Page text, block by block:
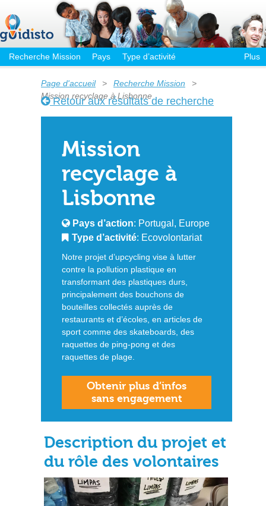
Recherche Mission Pays Type d’activité Plus
Page d'accueil > Recherche Mission
>
Mission recyclage à Lisbonne
Retour aux résultats de recherche
Mission
recyclage à
Lisbonne
Pays d’action: Portugal, Europe
Type d’activité: Ecovolontariat
Notre projet d’upcycling vise à lutter
contre la pollution plastique en
transformant des plastiques durs,
principalement des bouchons de
bouteilles collectés auprès de
restaurants et d’écoles, en articles de
sport comme des skateboards, des
raquettes de ping-pong et des
raquettes de plage.
Obtenir plus d’infos
sans engagement
Description du projet et
du rôle des volontaires